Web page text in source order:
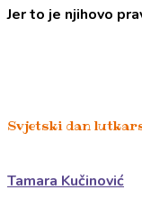
Jer to je njihovo
Svjetski dan
Tamara Kučinović